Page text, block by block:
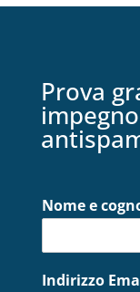
Prova
Nome e
Indirizzo